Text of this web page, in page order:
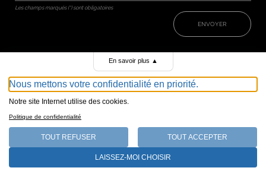
Les champs marqués (*) sont obligatoires
ENVOYER
147, avenue de Malakoff 75116 Paris
Qui sommes-nous
En savoir plus ▲
Nous mettons votre confidentialité en priorité.
Notre site Internet utilise des cookies.
Politique de confidentialité
TOUT REFUSER TOUT ACCEPTER
LAISSEZ-MOI CHOISIR